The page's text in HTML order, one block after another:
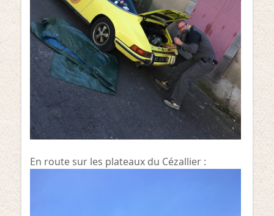
En route sur les plateaux du Cézallier :